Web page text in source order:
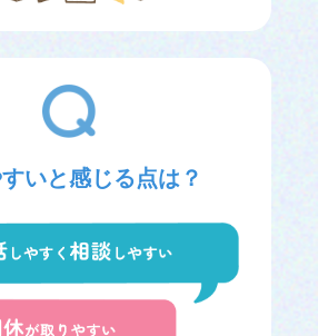
いと感じる点は？